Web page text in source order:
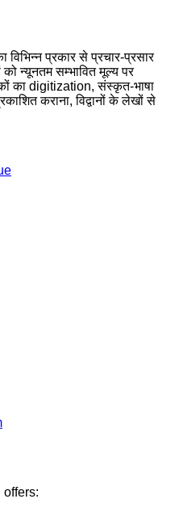
विभिन्न प्रकार से प्रचार-प्रसार
न्यूनतम सम्भावित मूल्य पर
का digitization, संस्कृत-भाषा
कराना, विद्वानों के लेखों से